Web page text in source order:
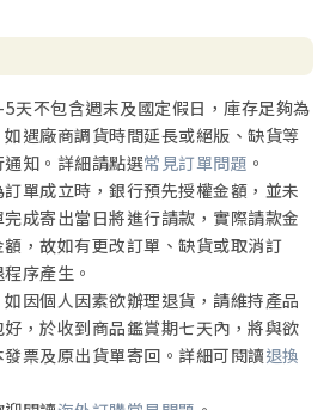
天不包含週末及國定假日，庫存足夠為
遇廠商調貨時間延長或絕版、缺貨等
知。詳細請點選常見訂單問題 。
單成立時，銀行預先授權金額，並未
成寄出當日將進行請款，實際請款金
，故如有更改訂單、缺貨或取消訂
序產生。
因個人因素欲辦理退貨，請維持產品
，於收到商品鑑賞期七天內，將與欲
票及原出貨單寄回。詳細可閱讀退換